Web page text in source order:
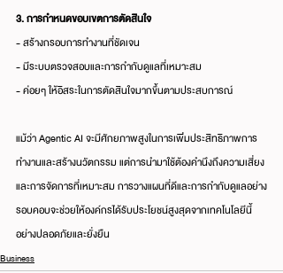
3. การกำหนดขอบเขตการตัดสินใจ
- สร้างกรอบการทำงานที่ชัดเจน
- มีระบบตรวจสอบและการกำกับดูแลที่เหมาะสม
- ค่อยๆ ให้อิสระในการตัดสินใจมากขึ้นตามประสบการณ์
แม้ว่า Agentic AI จะมีศักยภาพสูงในการเพิ่มประสิทธิภาพการ
ทำงานและสร้างนวัตกรรม แต่การนำมาใช้ต้องคำนึงถึงความเสี่ยง
และการจัดการที่เหมาะสม การวางแผนที่ดีและการกำกับดูแลอย่าง
รอบคอบจะช่วยให้องค์กรได้รับประโยชน์สูงสุดจากเทคโนโลยีนี้
อย่างปลอดภัยและยั่งยืน
Business